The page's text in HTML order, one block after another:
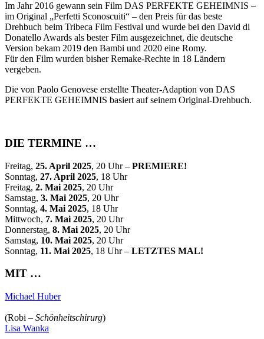
Im Jahr 2016 gewann sein Film DAS PERFEKTE GEHEIMNIS –
im Original „Perfetti Sconoscuiti“ – den Preis für das beste
Drehbuch beim Tribeca Film Festival und wurde bei den David di
Donatello Awards als bester Film ausgezeichnet, die deutsche
Version bekam 2019 den Bambi und 2020 eine Romy.
Für den Film wurden bisher Remake-Rechte in 18 Ländern
vergeben.
Die von Paolo Genovese erstellte Theater-Adaption von DAS
PERFEKTE GEHEIMNIS basiert auf seinem Original-Drehbuch.
DIE TERMINE …
Freitag, 25. April 2025, 20 Uhr – PREMIERE!
Sonntag, 27. April 2025, 18 Uhr
Freitag, 2. Mai 2025, 20 Uhr
Samstag, 3. Mai 2025, 20 Uhr
Sonntag, 4. Mai 2025, 18 Uhr
Mittwoch, 7. Mai 2025, 20 Uhr
Donnerstag, 8. Mai 2025, 20 Uhr
Samstag, 10. Mai 2025, 20 Uhr
Sonntag, 11. Mai 2025, 18 Uhr – LETZTES MAL!
MIT …
Michael Huber
(Robi – Schönheitschirurg)
Lisa Wanka